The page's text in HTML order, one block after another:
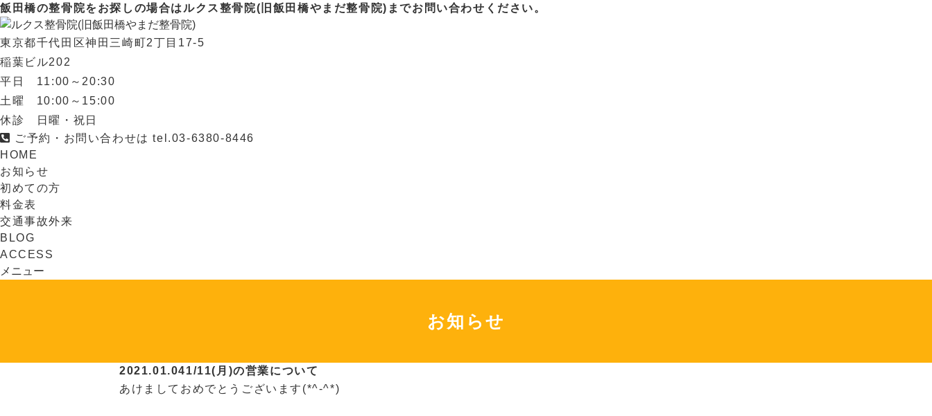
飯田橋の整骨院をお探しの場合はルクス整骨院(旧飯田橋やまだ整骨院)までお問い合わせください。
東京都千代田区神田三崎町2丁目17-5
稲葉ビル202
平日 11:00～20:30
土曜 10:00～15:00
休診 日曜・祝日
ご予約・お問い合わせはtel.03-6380-8446
HOME
お知らせ
初めての方
料金表
交通事故外来
BLOG
ACCESS
メニュー
お知らせ
2021.01.041/11(月)の営業について
あけましておめでとうございます(*^-^*)